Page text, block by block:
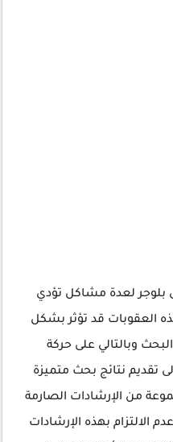
لعدة مشاكل تؤدي
العقوبات قد تؤثر بشكل
وبالتالي على حركة
تقديم نتائج بحث متميزة
من الإرشادات الصارمة
الالتزام بهذه الإرشادات